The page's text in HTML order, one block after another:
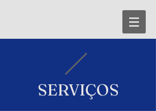
SERVIÇOS